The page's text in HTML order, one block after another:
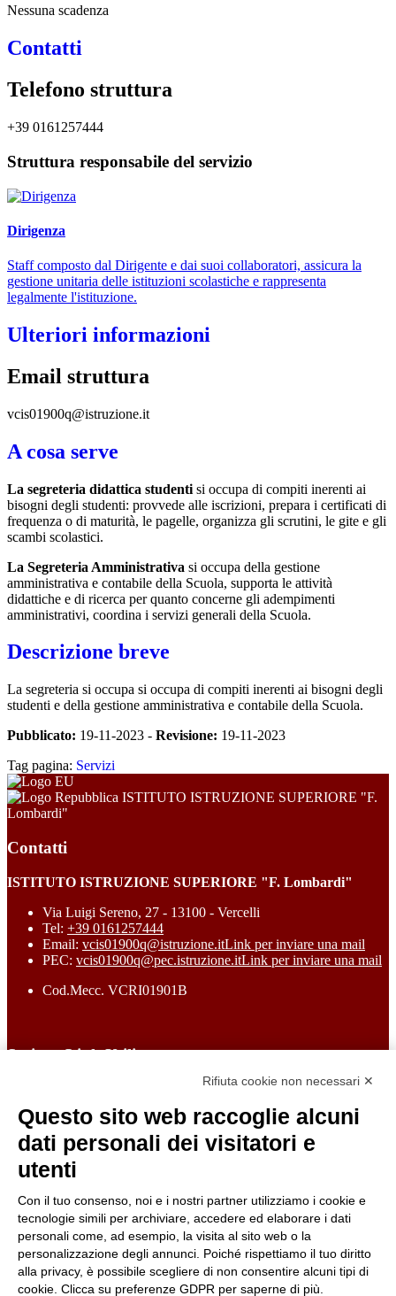
Nessuna scadenza
Contatti
Telefono struttura
+39 0161257444
Struttura responsabile del servizio
Dirigenza
Staff composto dal Dirigente e dai suoi collaboratori, assicura la
gestione unitaria delle istituzioni scolastiche e rappresenta
legalmente l'istituzione.
Ulteriori informazioni
Email struttura
vcis01900q@istruzione.it
A cosa serve
La segreteria didattica studenti si occupa di compiti inerenti ai
bisogni degli studenti: provvede alle iscrizioni, prepara i certificati di
frequenza o di maturità, le pagelle, organizza gli scrutini, le gite e gli
scambi scolastici.
La Segreteria Amministrativa si occupa della gestione
amministrativa e contabile della Scuola, supporta le attività
didattiche e di ricerca per quanto concerne gli adempimenti
amministrativi, coordina i servizi generali della Scuola.
Descrizione breve
La segreteria si occupa si occupa di compiti inerenti ai bisogni degli
studenti e della gestione amministrativa e contabile della Scuola.
Pubblicato: 19-11-2023 - Revisione: 19-11-2023
Tag pagina: Servizi
ISTITUTO ISTRUZIONE SUPERIORE "F.
Lombardi"
Contatti
ISTITUTO ISTRUZIONE SUPERIORE "F. Lombardi"
Via Luigi Sereno, 27 - 13100 - Vercelli
Tel: +39 0161257444
Email: vcis01900q@istruzione.itLink per inviare una mail
PEC: vcis01900q@pec.istruzione.itLink per inviare una mail
Cod.Mecc. VCRI01901B
Sezione Link Utili
Informativa Privacy
Ufficio Relazioni con il Pubblico
Dichiarazione di accessibilità
Obiettivi di accessibilità
Gestione consensi cookie
Amministrazione trasparente
Pagina visualizzata
2493 volte
Sezione Copyright
Rifiuta cookie non necessari ✕
Questo sito web raccoglie alcuni
dati personali dei visitatori e
utenti
Con il tuo consenso, noi e i nostri partner utilizziamo i cookie e
tecnologie simili per archiviare, accedere ed elaborare i dati
personali come, ad esempio, la visita al sito web o la
personalizzazione degli annunci. Poiché rispettiamo il tuo diritto
alla privacy, è possibile scegliere di non consentire alcuni tipi di
cookie. Clicca su preferenze GDPR per saperne di più.